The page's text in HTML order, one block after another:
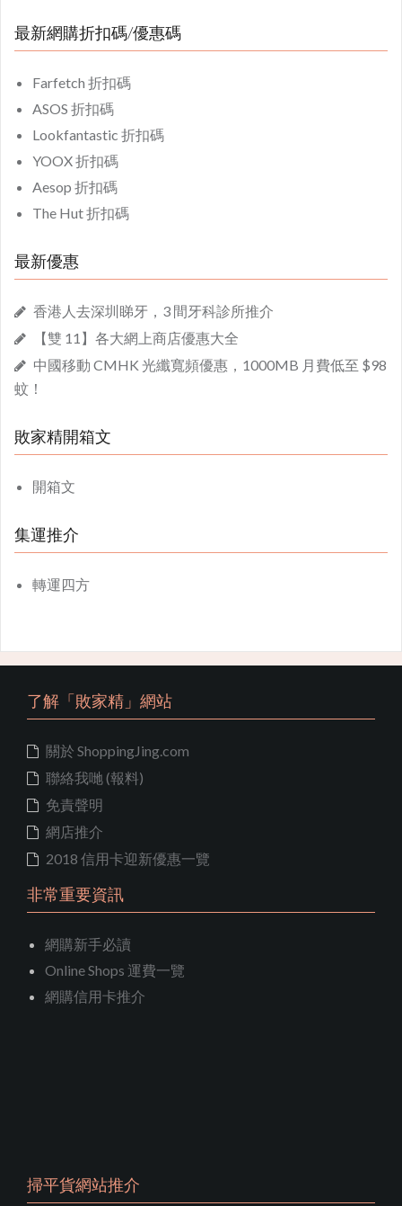
最新網購折扣碼/優惠碼
Farfetch 折扣碼
ASOS 折扣碼
Lookfantastic 折扣碼
YOOX 折扣碼
Aesop 折扣碼
The Hut 折扣碼
最新優惠
香港人去深圳睇牙，3 間牙科診所推介
【雙 11】各大網上商店優惠大全
中國移動 CMHK 光纖寬頻優惠，1000MB 月費低至 $98
蚊！
敗家精開箱文
開箱文
集運推介
轉運四方
了解「敗家精」網站
關於 ShoppingJing.com
聯絡我哋 (報料)
免責聲明
網店推介
2018 信用卡迎新優惠一覽
非常重要資訊
網購新手必讀
Online Shops 運費一覽
網購信用卡推介
掃平貨網站推介